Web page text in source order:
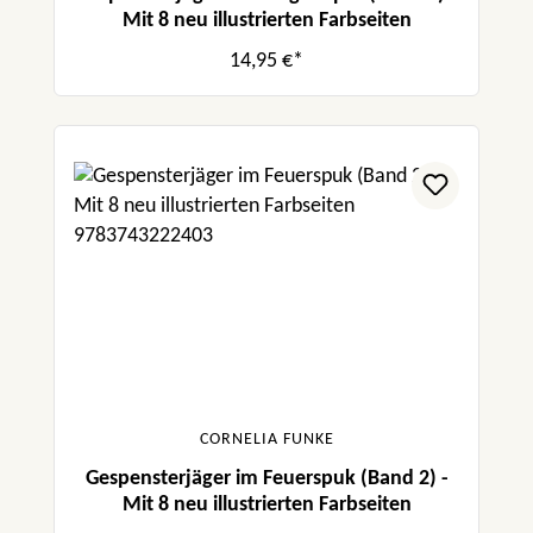
Mit 8 neu illustrierten Farbseiten
14,95 €*
CORNELIA FUNKE
Gespensterjäger im Feuerspuk (Band 2) -
Mit 8 neu illustrierten Farbseiten